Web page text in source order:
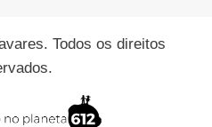
Todos os direitos